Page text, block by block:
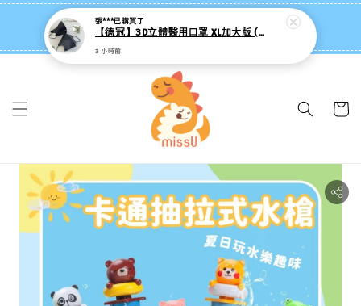
missU 迷思悠官方旗艦店 ❤️ 迷粉招募中
👉點我【追蹤社群送 $20 】
【德冠】3D立體醫用口罩 XL加大版 (50入/盒) 台灣製 新上市 成人3D醫療口罩 KI415
3 小時前